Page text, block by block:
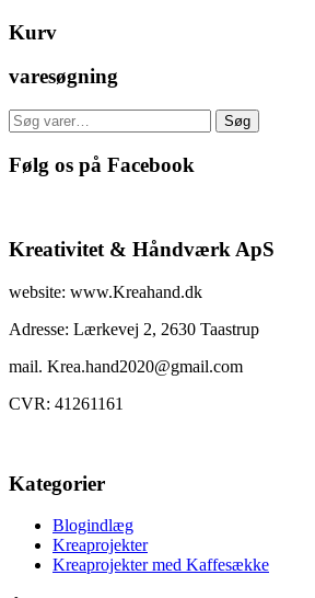
Kurv
varesøgning
Søg
efter:
Søg
Følg os på Facebook
Kreativitet & Håndværk ApS
website: www.Kreahand.dk
Adresse: Lærkevej 2, 2630 Taastrup
mail. Krea.hand2020@gmail.com
CVR: 41261161
Kategorier
Blogindlæg
Kreaprojekter
Kreaprojekter med Kaffesække